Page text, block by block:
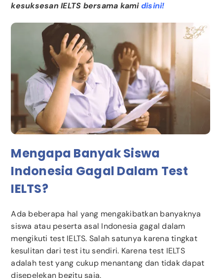
kesuksesan IELTS bersama kamidisini!
Mengapa Banyak Siswa
Indonesia Gagal Dalam Test
IELTS?
Ada beberapa hal yang mengakibatkan banyaknya
siswa atau peserta asal Indonesia gagal dalam
mengikuti test IELTS. Salah satunya karena tingkat
kesulitan dari test itu sendiri. Karena test IELTS
adalah test yang cukup menantang dan tidak dapat
disepelekan begitu saja.